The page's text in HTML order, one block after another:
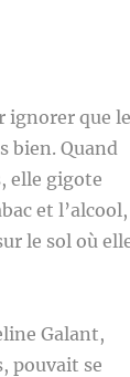
ignorer que
bien. Quand
elle gigote
et l’alcool,
le sol où
Galant,
pouvait se